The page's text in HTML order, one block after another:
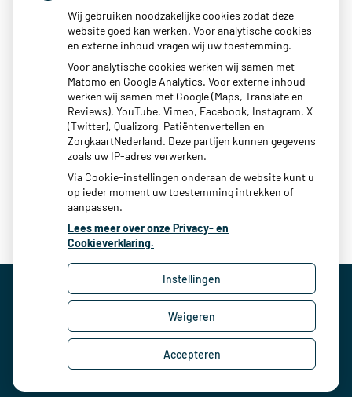
Wageningen Oost een buurt die wij een warm hart
toedragen. Tot slot is het een verwijzing naar havenstad
Wageningen maar bovenal willen wij u laten weten dat wij
hopen dat u onze praktijk als een thuishaven mag ervaren.
Een plaats waar u gezien en gehoord wordt. Waar wij u
passende zorg bieden op een passend moment. Wees
welkom bij DokOost!
Uw Zorg Online|Beheer
Cookie-instellingen
Wij gebruiken noodzakelijke cookies zodat deze
website goed kan werken. Voor analytische cookies
en externe inhoud vragen wij uw toestemming.
Voor analytische cookies werken wij samen met
Matomo en Google Analytics. Voor externe inhoud
werken wij samen met Google (Maps, Translate en
Reviews), YouTube, Vimeo, Facebook, Instagram, X
(Twitter), Qualizorg, Patiëntenvertellen en
ZorgkaartNederland. Deze partijen kunnen gegevens
zoals uw IP-adres verwerken.
Via Cookie-instellingen onderaan de website kunt u
op ieder moment uw toestemming intrekken of
aanpassen.
Lees meer over onze Privacy- en
Cookieverklaring.
Instellingen
Weigeren
Accepteren